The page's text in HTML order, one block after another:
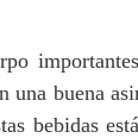
una buena
bebidas